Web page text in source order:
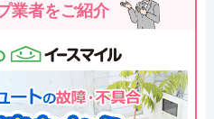
業者をご紹介